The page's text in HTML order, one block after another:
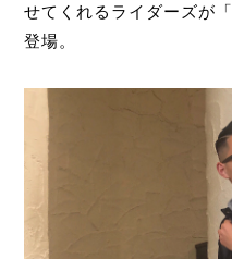
せてくれるライダーズが「
登場。